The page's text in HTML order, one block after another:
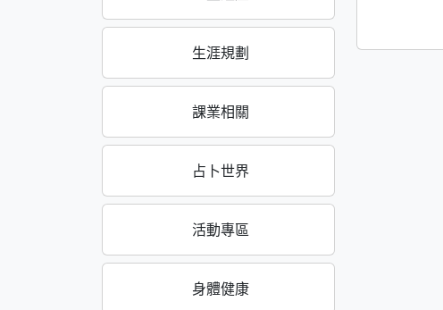
生涯規劃
課業相關
占卜世界
活動專區
身體健康